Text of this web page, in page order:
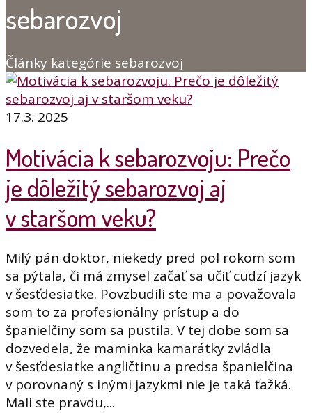
sebarozvoj
Články kategórie sebarozvoj
17.3. 2025
Motivácia k sebarozvoju: Prečo
je dôležitý sebarozvoj aj
v staršom veku?
Milý pán doktor, niekedy pred pol rokom som
sa pýtala, či má zmysel začať sa učiť cudzí jazyk
v šesťdesiatke. Povzbudili ste ma a považovala
som to za profesionálny prístup a do
španielčiny som sa pustila. V tej dobe som sa
dozvedela, že maminka kamarátky zvládla
v šesťdesiatke angličtinu a predsa španielčina
v porovnaný s inými jazykmi nie je taká ťažká.
Mali ste pravdu,...